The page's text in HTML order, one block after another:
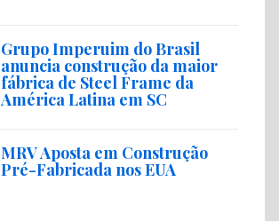
Grupo Imperuim do Brasil
anuncia construção da maior
fábrica de Steel Frame da
América Latina em SC
MRV Aposta em Construção
Pré-Fabricada nos EUA